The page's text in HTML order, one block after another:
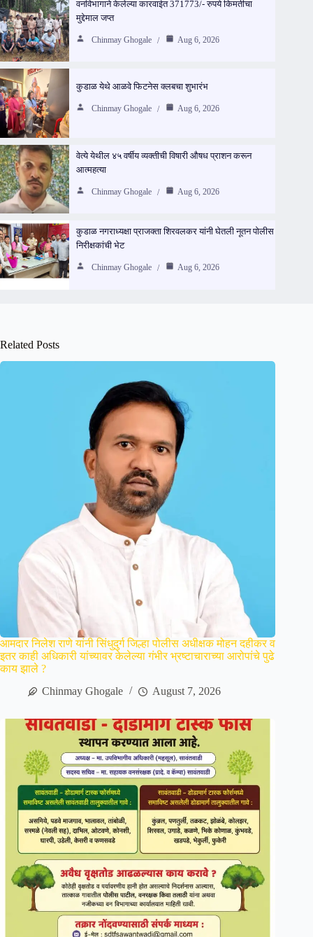
वनविभागाने केलेल्या कारवाईत 371773/- रुपये किमतीचा
मुद्देमाल जप्त
Chinmay Ghogale Aug 6, 2026
कुडाळ येथे आळवे फिटनेस क्लबचा शुभारंभ
Chinmay Ghogale Aug 6, 2026
वेत्ये येथील ४५ वर्षीय व्यक्तीची विषारी औषध प्राशन करून
आत्महत्या
Chinmay Ghogale Aug 6, 2026
कुडाळ नगराध्यक्षा प्राजक्ता शिरवलकर यांनी घेतली नूतन पोलीस
निरीक्षकांची भेट
Chinmay Ghogale Aug 6, 2026
Related Posts
आमदार निलेश राणे यांनी सिंधुदुर्ग जिल्हा पोलीस अधीक्षक मोहन दहीकर व
इतर काही अधिकारी यांच्यावर केलेल्या गंभीर भ्रष्टाचाराच्या आरोपांचे पुढे
काय झाले ?
Chinmay Ghogale
August 7, 2026